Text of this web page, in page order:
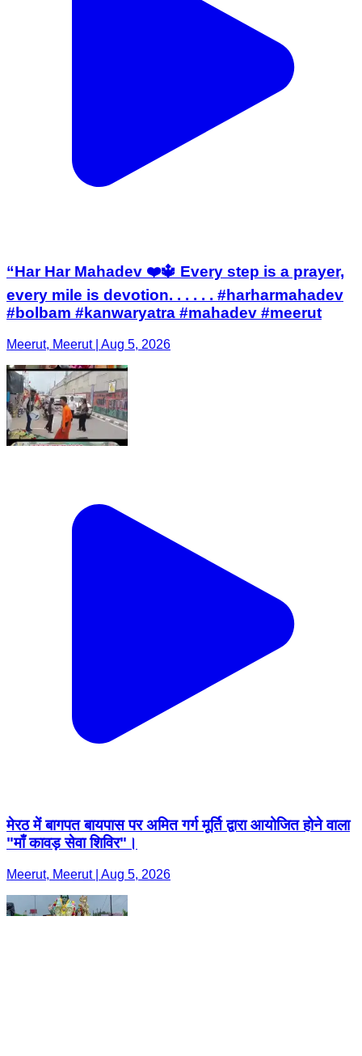
“Har Har Mahadev ❤️🔱 Every step is a prayer,
every mile is devotion. . . . . . #harharmahadev
#bolbam #kanwaryatra #mahadev #meerut
Meerut, Meerut | Aug 5, 2026
मेरठ में बागपत बायपास पर अमित गर्ग मूर्ति द्वारा आयोजित होने वाला
"माँ कावड़ सेवा शिविर"।
Meerut, Meerut | Aug 5, 2026